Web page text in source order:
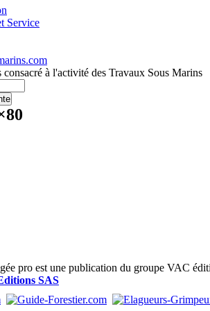
Service
à l'activité des Travaux Sous Marins
pro est une publication du groupe VAC
SAS